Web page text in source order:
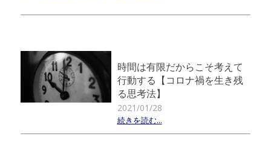
時間は有限だからこそ考えて
行動する【コロナ禍を生き残
る思考法】
2021/01/28
続きを読む...